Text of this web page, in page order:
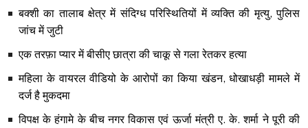
बक्शी का तालाब क्षेत्र में संदिग्ध परिस्थितियों में व्यक्ति की मृत्यु, पुलिस
जांच में जुटी
एक तरफ़ा प्यार में बीसीए छात्रा की चाकू से गला रेतकर हत्या
महिला के वायरल वीडियो के आरोपों का किया खंडन, धोखाधड़ी मामले में
दर्ज है मुकदमा
विपक्ष के हंगामे के बीच नगर विकास एवं ऊर्जा मंत्री ए. के. शर्मा ने पूरी की